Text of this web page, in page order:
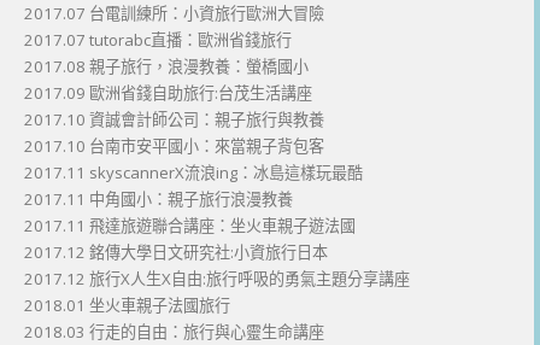
2017.07 台電訓練所：小資旅行歐洲大冒險
2017.07 tutorabc直播：歐洲省錢旅行
2017.08 親子旅行，浪漫教養：螢橋國小
2017.09 歐洲省錢自助旅行:台茂生活講座
2017.10 資誠會計師公司：親子旅行與教養
2017.10 台南市安平國小：來當親子背包客
2017.11 skyscannerX流浪ing：冰島這樣玩最酷
2017.11 中角國小：親子旅行浪漫教養
2017.11 飛達旅遊聯合講座：坐火車親子遊法國
2017.12 銘傳大學日文研究社:小資旅行日本
2017.12 旅行X人生X自由:旅行呼吸的勇氣主題分享講座
2018.01 坐火車親子法國旅行
2018.03 行走的自由：旅行與心靈生命講座